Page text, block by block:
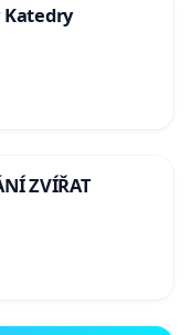
Katedry
ZVÍŘAT